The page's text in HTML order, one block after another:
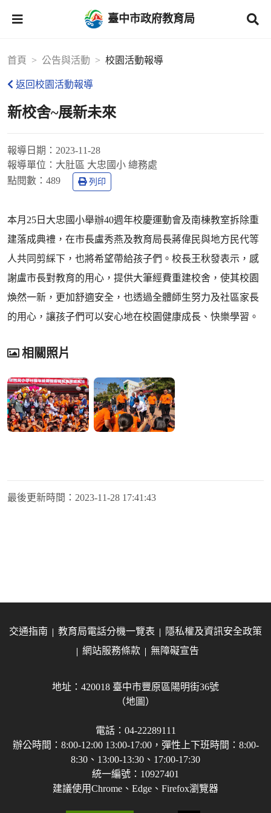
臺中市政府教育局
首頁 公告與活動 校園活動報導
返回校園活動報導
新校舍~展新未來
報導日期： 2023-11-28
報導單位： 大肚區 大忠國小 總務處
點閱數： 489 列印
本月25日大忠國小舉辦40週年校慶運動會及南棟教室拆除重
建落成典禮，在市長盧秀燕及教育局長蔣偉民與地方民代等
人共同剪綵下，也將希望帶給孩子們。校長王秋發表示，感
謝盧市長對教育的用心，提供大筆經費重建校舍，使其校園
煥然一新，更加舒適安全，也透過全體師生努力及社區家長
的用心，讓孩子們可以安心地在校園健康成長、快樂學習。
相關照片
最後更新時間： 2023-11-28 17:41:43
交通指南 教育局電話分機一覽表
隱私權及資訊安全政策
網站服務條款
無障礙宣告
地址：420018 臺中市豐原區陽明街36號
（地圖）
電話：04-22289111
辦公時間：8:00-12:00 13:00-17:00，彈性上下班時間：8:00-
8:30、13:00-13:30、17:00-17:30
統一編號：10927401
建議使用Chrome、Edge、Firefox瀏覽器